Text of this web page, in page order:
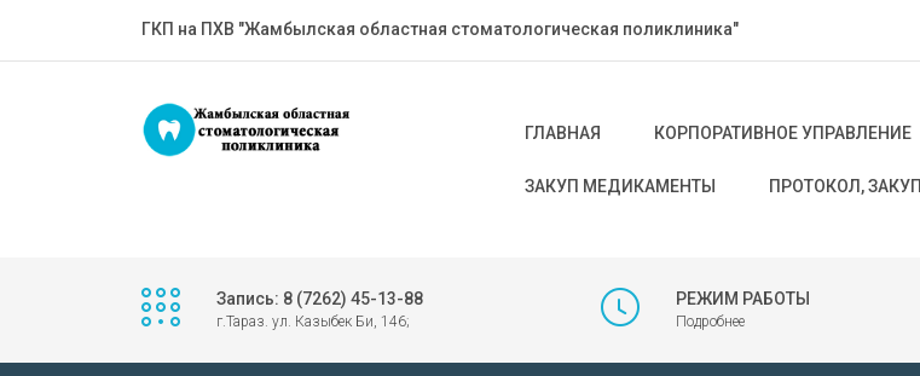
ГКП на ПХВ "Жамбылская областная стоматологическая поликлиника"
ГЛАВНАЯ КОРПОРАТИВНОЕ УПРАВЛЕНИЕ
ЗАКУП МЕДИКАМЕНТЫ ПРОТОКОЛ, ЗАКУП
Запись: 8 (7262) 45-13-88
г.Тараз. ул. Казыбек Би, 146;
РЕЖИМ РАБОТЫ
Подробнее